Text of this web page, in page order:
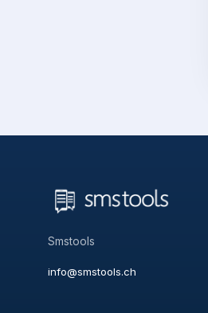
Smstools
info@smstools.ch